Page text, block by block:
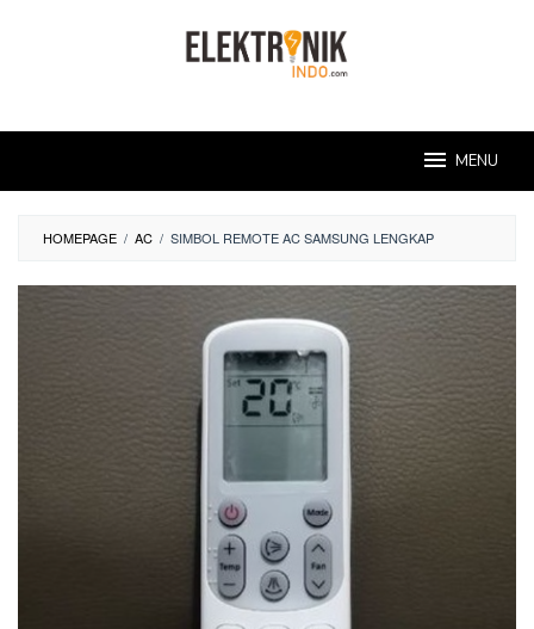
MENU
HOMEPAGE / AC / SIMBOL REMOTE AC SAMSUNG LENGKAP